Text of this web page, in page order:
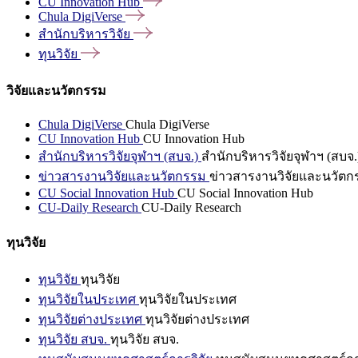
Chula DigiVerse
สำนักบริหารวิจัย
ทุนวิจัย
วิจัยและนวัตกรรม
Chula DigiVerse Chula DigiVerse
CU Innovation Hub CU Innovation Hub
สำนักบริหารวิจัยจุฬาฯ (สบจ.) สำนักบริหารวิจัยจุฬาฯ (สบจ
ข่าวสารงานวิจัยและนวัตกรรม ข่าวสารงานวิจัยและนวัตก
CU Social Innovation Hub CU Social Innovation Hub
CU-Daily Research CU-Daily Research
ทุนวิจัย
ทุนวิจัย ทุนวิจัย
ทุนวิจัยในประเทศ ทุนวิจัยในประเทศ
ทุนวิจัยต่างประเทศ ทุนวิจัยต่างประเทศ
ทุนวิจัย สบจ. ทุนวิจัย สบจ.